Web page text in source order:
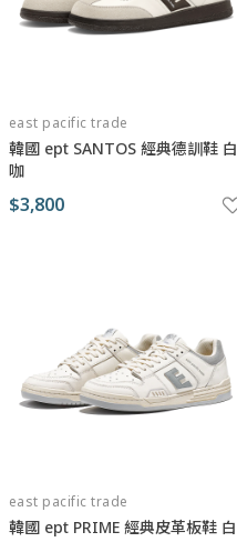
east pacific trade
韓國 ept SANTOS 經典德訓鞋 白
咖
$3,800
east pacific trade
韓國 ept PRIME 經典皮革板鞋 白